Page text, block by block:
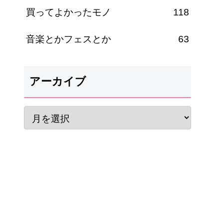
買ってよかったモノ 118
音楽とかフェスとか 63
アーカイブ